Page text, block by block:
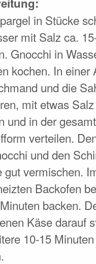
in Stücke
mit Salz ca.
Gnocchi in
kochen. In einer
und die
mit etwas
und in der
verteilen.
und den
gut vermischen.
Backofen
backen.
Käse darauf
10-15